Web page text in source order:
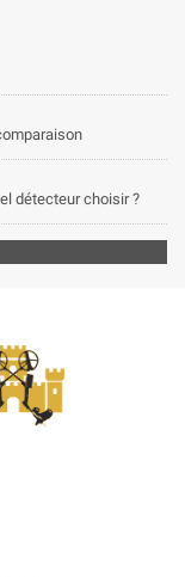
détecteur choisir ?